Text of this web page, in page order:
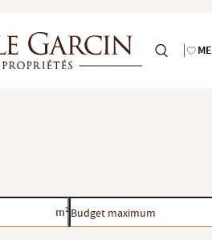
m²Budget
maximum